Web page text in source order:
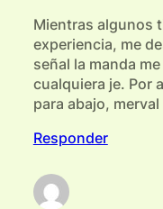
Mientras algunos
experiencia, me
señal la manda
cualquiera je. Por
para abajo,
Responder